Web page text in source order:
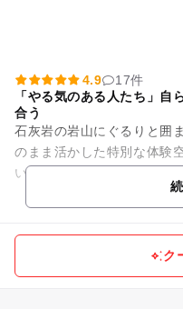
4.9
17件
「やる気のある人たち」自
合う
石灰岩の岩山にぐるりと囲
のまま活かした特別な体験
い茂り、やわらかな木漏れ
ける風はひんやりと心地よ
ク